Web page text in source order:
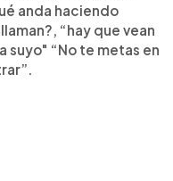
anda haciendo
“hay que vean
suyo" “No te metas en